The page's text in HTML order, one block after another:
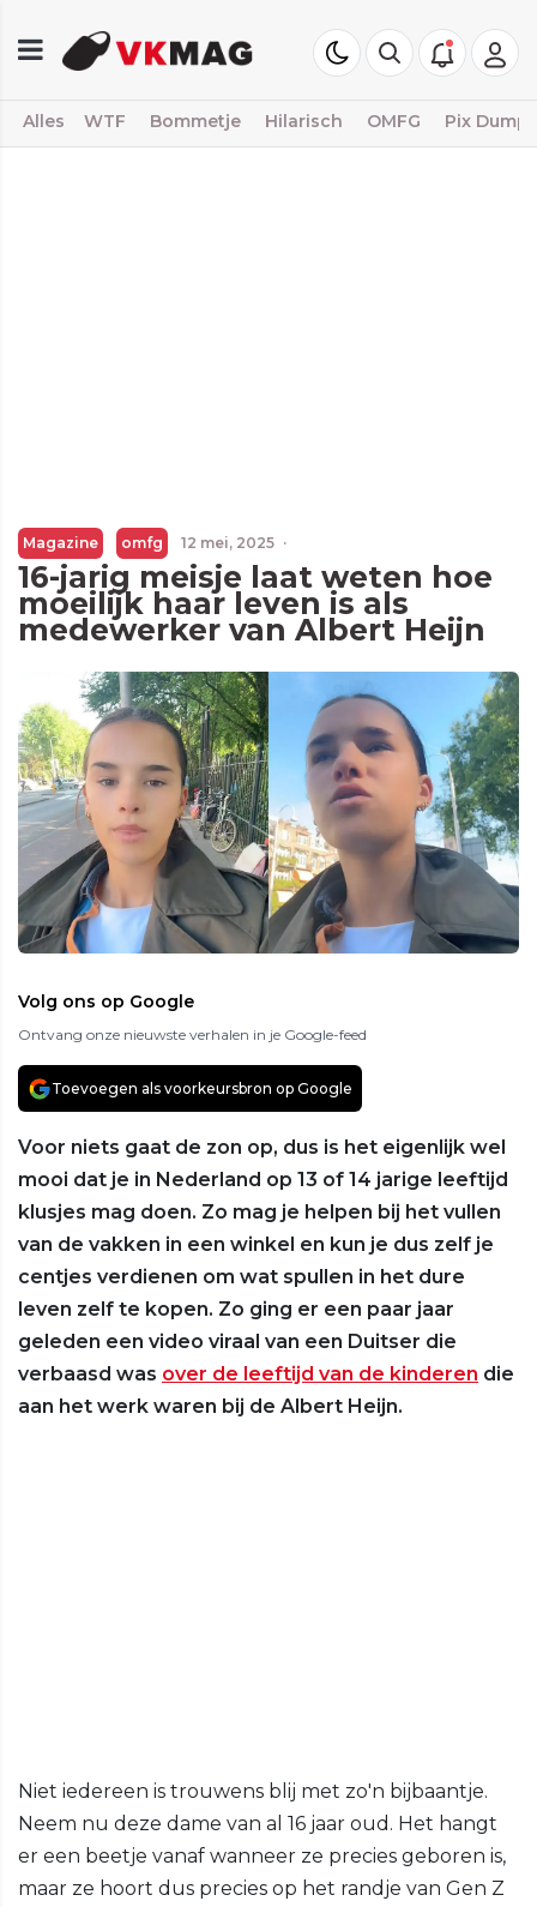
Alles WTF Bommetje Hilarisch OMFG Pix Dump
Magazine omfg 12 mei, 2025 ·
16-jarig meisje laat weten hoe
moeilijk haar leven is als
medewerker van Albert Heijn
Volg ons op Google
Ontvang onze nieuwste verhalen in je Google-feed
Toevoegen als voorkeursbron op Google
Voor niets gaat de zon op, dus is het eigenlijk wel
mooi dat je in Nederland op 13 of 14 jarige leeftijd
klusjes mag doen. Zo mag je helpen bij het vullen
van de vakken in een winkel en kun je dus zelf je
centjes verdienen om wat spullen in het dure
leven zelf te kopen. Zo ging er een paar jaar
geleden een video viraal van een Duitser die
verbaasd was over de leeftijd van de kinderen die
aan het werk waren bij de Albert Heijn.
Niet iedereen is trouwens blij met zo'n bijbaantje.
Neem nu deze dame van al 16 jaar oud. Het hangt
er een beetje vanaf wanneer ze precies geboren is,
maar ze hoort dus precies op het randje van Gen Z